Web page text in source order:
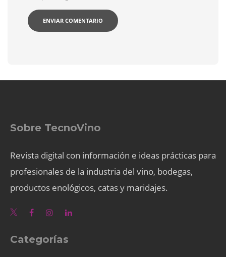
Sobre TecnoVino
Revista digital con información e ideas prácticas para
profesionales de la industria del vino, bodegas,
productos enológicos, catas y maridajes.
Categorías